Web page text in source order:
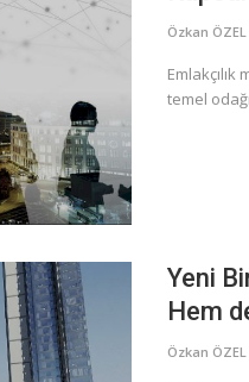
Özkan ÖZEL
temel
Yeni
Hem
Özkan ÖZEL